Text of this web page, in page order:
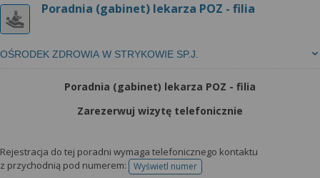
Poradnia (gabinet) lekarza POZ - filia
OŚRODEK ZDROWIA W STRYKOWIE SP.J.
Poradnia (gabinet) lekarza POZ - filia
Zarezerwuj wizytę telefonicznie
Rejestracja do tej poradni wymaga telefonicznego kontaktu
z przychodnią pod numerem:
Wyświetl numertelefonu do rejestracji